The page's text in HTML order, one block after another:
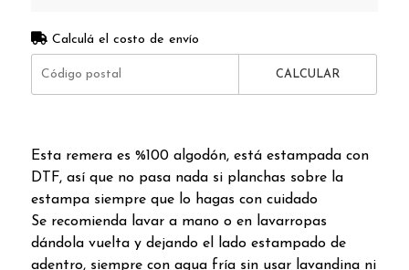
Calculá el costo de envío
CALCULAR
Esta remera es %100 algodón, está estampada con
DTF, así que no pasa nada si planchas sobre la
estampa siempre que lo hagas con cuidado
Se recomienda lavar a mano o en lavarropas
dándola vuelta y dejando el lado estampado de
adentro, siempre con agua fría sin usar lavandina ni